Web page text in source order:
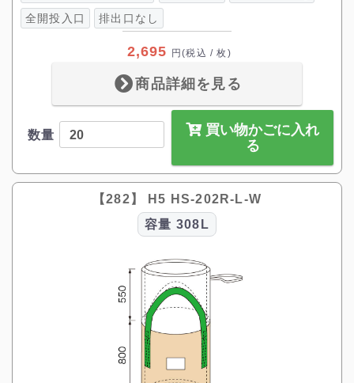
全開投入口 排出口なし
2,695 円(税込 / 枚)
商品詳細を見る
数量
買い物かごに入れ
る
【282】 H5 HS-202R-L-W
容量 308L